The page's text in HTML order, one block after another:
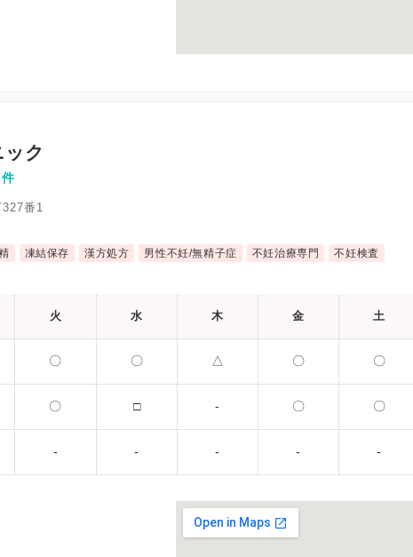
ク
番1
凍結保存 漢方処方 男性不妊/無精子症 不妊治療専門 不妊検査
火 水 木 金 土
〇 〇 △ 〇 〇
〇 □ - 〇 〇
- - - - -